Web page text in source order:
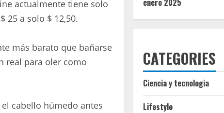
actualmente tiene solo
25 a solo $ 12,50.
más barato que bañarse
real para oler como
cabello húmedo antes
enero 2025
CATEGORIES
Ciencia y tecnologia
Lifestyle